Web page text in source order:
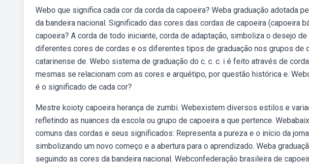
Webo que significa cada cor da corda da capoeira? Weba graduação adotada
da bandeira nacional. Significado das cores das cordas de capoeira (capoeira
capoeira? A corda de todo iniciante, corda de adaptação, simboliza o desejo
diferentes cores de cordas e os diferentes tipos de graduação nos grupos de
catarinense de. Webo sistema de graduação do c. c. c. i é feito através de
mesmas se relacionam com as cores e arquétipo, por questão histórica e.
é o significado de cada cor?
Mestre koioty capoeira herança de zumbi. Webexistem diversos estilos e
refletindo as nuances da escola ou grupo de capoeira a que pertence.
comuns das cordas e seus significados: Representa a pureza e o início da
simbolizando um novo começo e a abertura para o aprendizado. Weba
seguindo as cores da bandeira nacional. Webconfederação brasileira de